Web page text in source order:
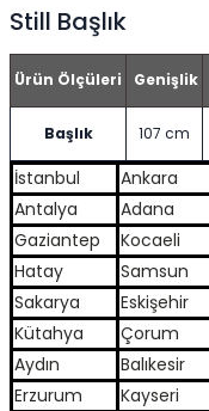
Still Başlık
Ürün Ölçüleri Genişlik
Başlık 107 cm
İstanbul Ankara
Antalya
Adana
Gaziantep
Kocaeli
Hatay
Samsun
Sakarya
Eskişehir
Kütahya
Çorum
Aydın
Balıkesir
Erzurum
Kayseri